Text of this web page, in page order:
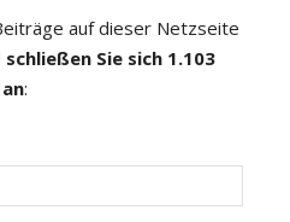
auf dieser Netzseite
schließen Sie sich 1.103
: